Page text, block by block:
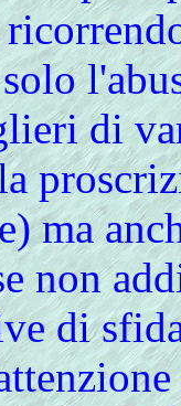
di
ma
non
di